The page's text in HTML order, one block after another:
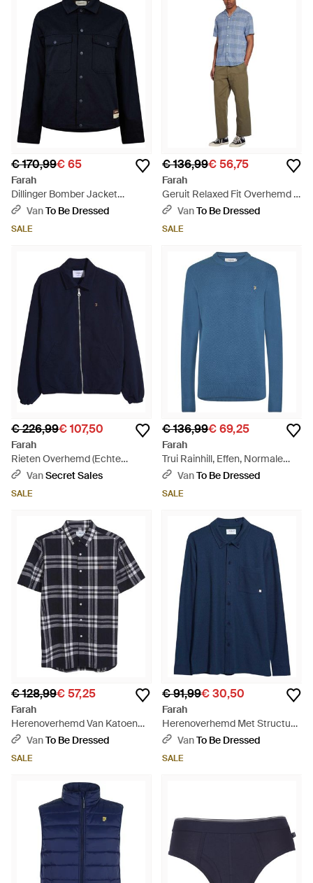
€ 170,99€ 65
Farah
Dillinger Bomber Jacket
(Marine) - Blauw
VanTo Be Dressed
SALE
€ 136,99€ 56,75
Farah
Geruit Relaxed Fit Overhemd -
Blauw
VanTo Be Dressed
SALE
€ 226,99€ 107,50
Farah
Rieten Overhemd (Echte
Marine) - Blauw
VanSecret Sales
SALE
€ 136,99€ 69,25
Farah
Trui Rainhill, Effen, Normale
Pasvorm (Metaalgrijs) - Blauw
VanTo Be Dressed
SALE
€ 128,99€ 57,25
Farah
Herenoverhemd Van Katoen
Met Opvallend Ruitpatroon Wit)
VanTo Be Dressed
SALE
€ 91,99€ 30,50
Farah
Herenoverhemd Met Structuur,
Normale Pasvorm En Lange
VanTo Be Dressed
SALE